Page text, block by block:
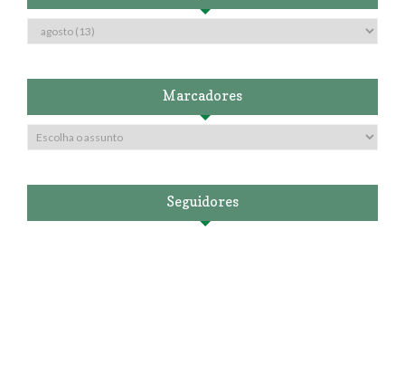
Marcadores
Seguidores